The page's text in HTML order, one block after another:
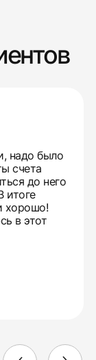
надо было
счета
до него
итоге
хорошо!
в этот